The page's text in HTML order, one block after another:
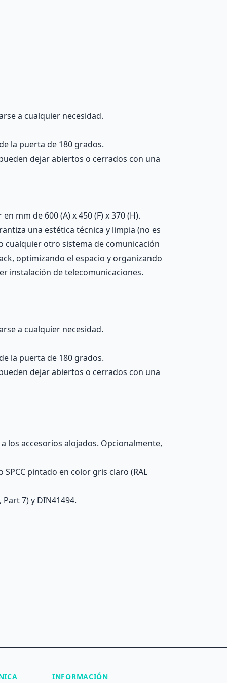
a cualquier necesidad.
la puerta de 180 grados.
dejar abiertos o cerrados con una
mm de 600 (A) x 450 (F) x 370 (H).
una estética técnica y limpia (no es
cualquier otro sistema de comunicación
optimizando el espacio y organizando
instalación de telecomunicaciones.
a cualquier necesidad.
la puerta de 180 grados.
dejar abiertos o cerrados con una
los accesorios alojados. Opcionalmente,
pintado en color gris claro (RAL
7) y DIN41494.
INFORMACIÓN